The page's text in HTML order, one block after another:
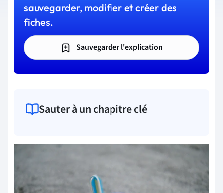
sauvegarder, modifier et créer des
fiches.
Sauvegarder l'explication
Sauter à un chapitre clé